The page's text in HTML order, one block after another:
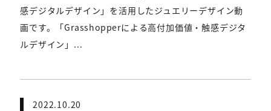
感デジタルデザイン」を活用したジュエリーデザイン動
画です。「Grasshopperによる高付加価値・触感デジタ
ルデザイン」...
2022.10.20